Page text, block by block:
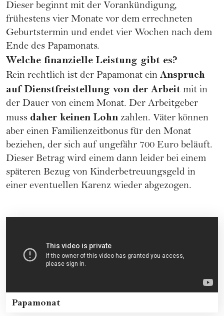
Dieser beginnt mit der Vorankündigung,
frühestens vier Monate vor dem errechneten
Geburtstermin und endet vier Wochen nach dem
Ende des Papamonats.
Welche finanzielle Leistung gibt es?
Rein rechtlich ist der Papamonat ein Anspruch
auf Dienstfreistellung von der Arbeit mit in
der Dauer von einem Monat. Der Arbeitgeber
muss daher keinen Lohn zahlen. Väter können
aber einen Familienzeitbonus für den Monat
beziehen, der sich auf ungefähr 700 Euro beläuft.
Dieser Betrag wird einem dann leider bei einem
späteren Bezug von Kinderbetreuungsgeld in
einer eventuellen Karenz wieder abgezogen.
Papamonat